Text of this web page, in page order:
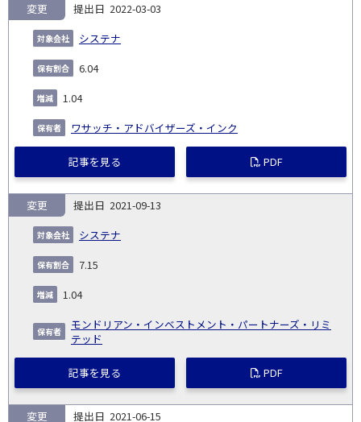
2022-03-03
システナ
変更
6.04
1.04
ワサッチ・アドバイザーズ・インク
記事を見る PDF
2021-09-13
システナ
変更
7.15
1.04
モンドリアン・インベストメント・パートナーズ・リミ
テッド
記事を見る PDF
2021-06-15
変更